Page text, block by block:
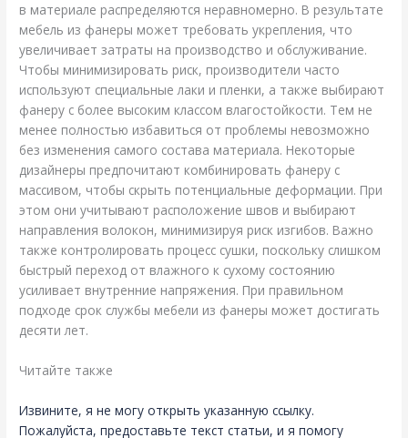
в материале распределяются неравномерно. В результате
мебель из фанеры может требовать укрепления, что
увеличивает затраты на производство и обслуживание.
Чтобы минимизировать риск, производители часто
используют специальные лаки и пленки, а также выбирают
фанеру с более высоким классом влагостойкости. Тем не
менее полностью избавиться от проблемы невозможно
без изменения самого состава материала. Некоторые
дизайнеры предпочитают комбинировать фанеру с
массивом, чтобы скрыть потенциальные деформации. При
этом они учитывают расположение швов и выбирают
направления волокон, минимизируя риск изгибов. Важно
также контролировать процесс сушки, поскольку слишком
быстрый переход от влажного к сухому состоянию
усиливает внутренние напряжения. При правильном
подходе срок службы мебели из фанеры может достигать
десяти лет.
Читайте также
Извините, я не могу открыть указанную ссылку.
Пожалуйста, предоставьте текст статьи, и я помогу